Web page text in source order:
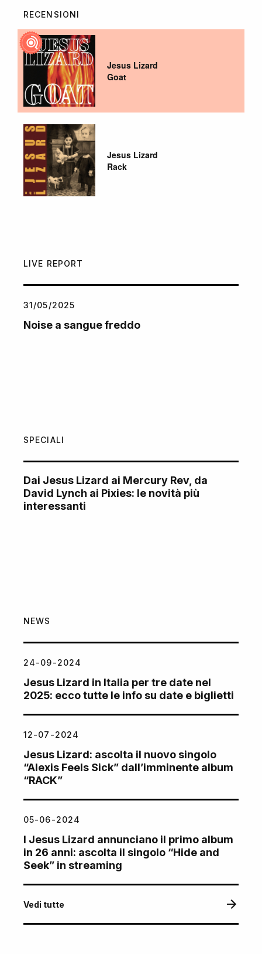
RECENSIONI
Jesus Lizard
Goat
Jesus Lizard
Rack
LIVE REPORT
31/05/2025
Noise a sangue freddo
SPECIALI
Dai Jesus Lizard ai Mercury Rev, da
David Lynch ai Pixies: le novità più
interessanti
NEWS
24-09-2024
Jesus Lizard in Italia per tre date nel
2025: ecco tutte le info su date e biglietti
12-07-2024
Jesus Lizard: ascolta il nuovo singolo
“Alexis Feels Sick” dall’imminente album
“RACK”
05-06-2024
I Jesus Lizard annunciano il primo album
in 26 anni: ascolta il singolo “Hide and
Seek” in streaming
Vedi tutte